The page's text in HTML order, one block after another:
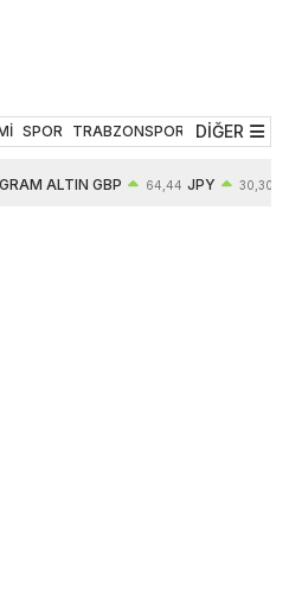
SPOR TRABZONSPOR TEKNOLOJİ
DİĞER
GRAM ALTIN GBP 64,44 JPY 30,30